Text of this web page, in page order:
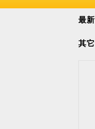
最新
其它